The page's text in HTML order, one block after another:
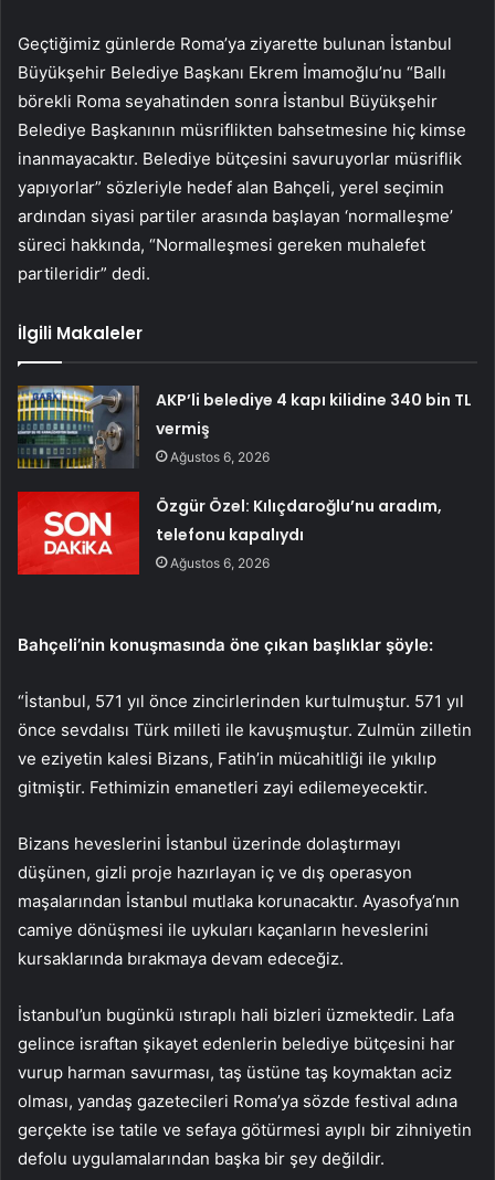
Geçtiğimiz günlerde Roma’ya ziyarette bulunan İstanbul
Büyükşehir Belediye Başkanı Ekrem İmamoğlu’nu “Ballı
börekli Roma seyahatinden sonra İstanbul Büyükşehir
Belediye Başkanının müsriflikten bahsetmesine hiç kimse
inanmayacaktır. Belediye bütçesini savuruyorlar müsriflik
yapıyorlar” sözleriyle hedef alan Bahçeli, yerel seçimin
ardından siyasi partiler arasında başlayan ‘normalleşme’
süreci hakkında, “Normalleşmesi gereken muhalefet
partileridir” dedi.
İlgili Makaleler
AKP’li belediye 4 kapı kilidine 340 bin TL
vermiş
Ağustos 6, 2026
Özgür Özel: Kılıçdaroğlu’nu aradım,
telefonu kapalıydı
Ağustos 6, 2026
Bahçeli’nin konuşmasında öne çıkan başlıklar şöyle:
“İstanbul, 571 yıl önce zincirlerinden kurtulmuştur. 571 yıl
önce sevdalısı Türk milleti ile kavuşmuştur. Zulmün zilletin
ve eziyetin kalesi Bizans, Fatih’in mücahitliği ile yıkılıp
gitmiştir. Fethimizin emanetleri zayi edilemeyecektir.
Bizans heveslerini İstanbul üzerinde dolaştırmayı
düşünen, gizli proje hazırlayan iç ve dış operasyon
maşalarından İstanbul mutlaka korunacaktır. Ayasofya’nın
camiye dönüşmesi ile uykuları kaçanların heveslerini
kursaklarında bırakmaya devam edeceğiz.
İstanbul’un bugünkü ıstıraplı hali bizleri üzmektedir. Lafa
gelince israftan şikayet edenlerin belediye bütçesini har
vurup harman savurması, taş üstüne taş koymaktan aciz
olması, yandaş gazetecileri Roma’ya sözde festival adına
gerçekte ise tatile ve sefaya götürmesi ayıplı bir zihniyetin
defolu uygulamalarından başka bir şey değildir.